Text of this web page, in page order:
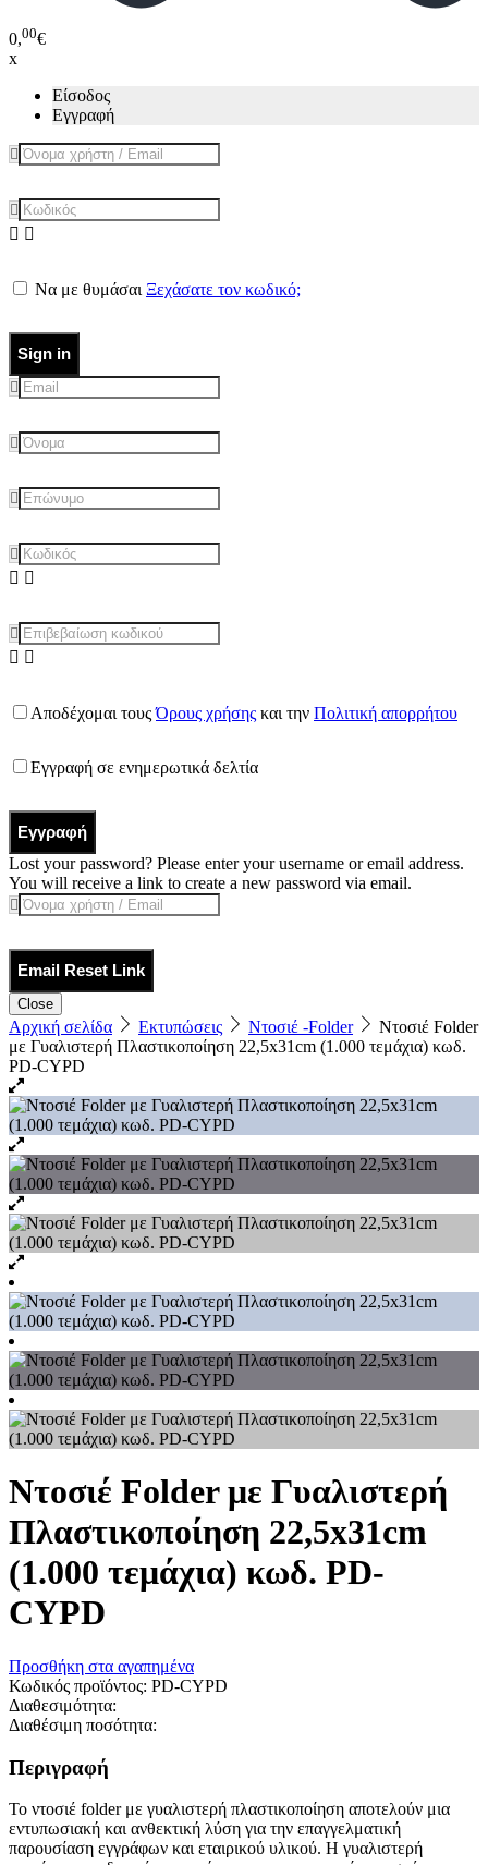
0,00€
x
Είσοδος
Εγγραφή
Να με θυμάσαι Ξεχάσατε τον κωδικό;
Sign in
Αποδέχομαι τουςΌρους χρήσης και την Πολιτική απορρήτου
Εγγραφή σε ενημερωτικά δελτία
Εγγραφή
Lost your password? Please enter your username or email address.
You will receive a link to create a new password via email.
Email Reset Link
Close
Αρχική σελίδα Εκτυπώσεις Ντοσιέ -Folder
Ντοσιέ Folder
με Γυαλιστερή Πλαστικοποίηση 22,5x31cm (1.000 τεμάχια) κωδ.
PD-CYPD
Ντοσιέ Folder με Γυαλιστερή
Πλαστικοποίηση 22,5x31cm
(1.000 τεμάχια) κωδ. PD-
CYPD
Προσθήκη στα αγαπημένα
Κωδικός προϊόντος: PD-CYPD
Διαθεσιμότητα:
Διαθέσιμη ποσότητα:
Περιγραφή
Το ντοσιέ folder με γυαλιστερή πλαστικοποίηση αποτελούν μια
εντυπωσιακή και ανθεκτική λύση για την επαγγελματική
παρουσίαση εγγράφων και εταιρικού υλικού. Η γυαλιστερή